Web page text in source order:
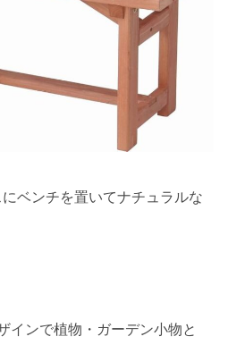
ベンチを置いてナチュラルな
インで植物・ガーデン小物と